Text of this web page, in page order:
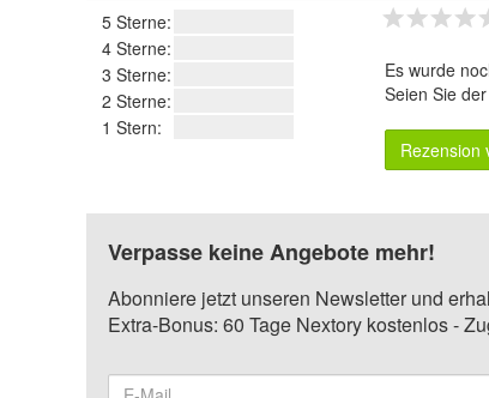
5 Sterne:
4 Sterne:
3 Sterne:
2 Sterne:
1 Stern:
Es wurde
Seien Sie
Rezension
Verpasse keine Angebote mehr!
Abonniere jetzt unseren Newsletter und
Extra-Bonus: 60 Tage Nextory kostenlos -